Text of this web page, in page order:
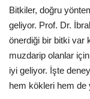
İş & Ekonomi
Pazaryeri
Kültür - Sanat
Bitkiler, doğru
geliyor. Prof. Dr.
önerdiği bir bitki var
muzdarip olanlar
iyi geliyor. İşte
hem kökleri hem de